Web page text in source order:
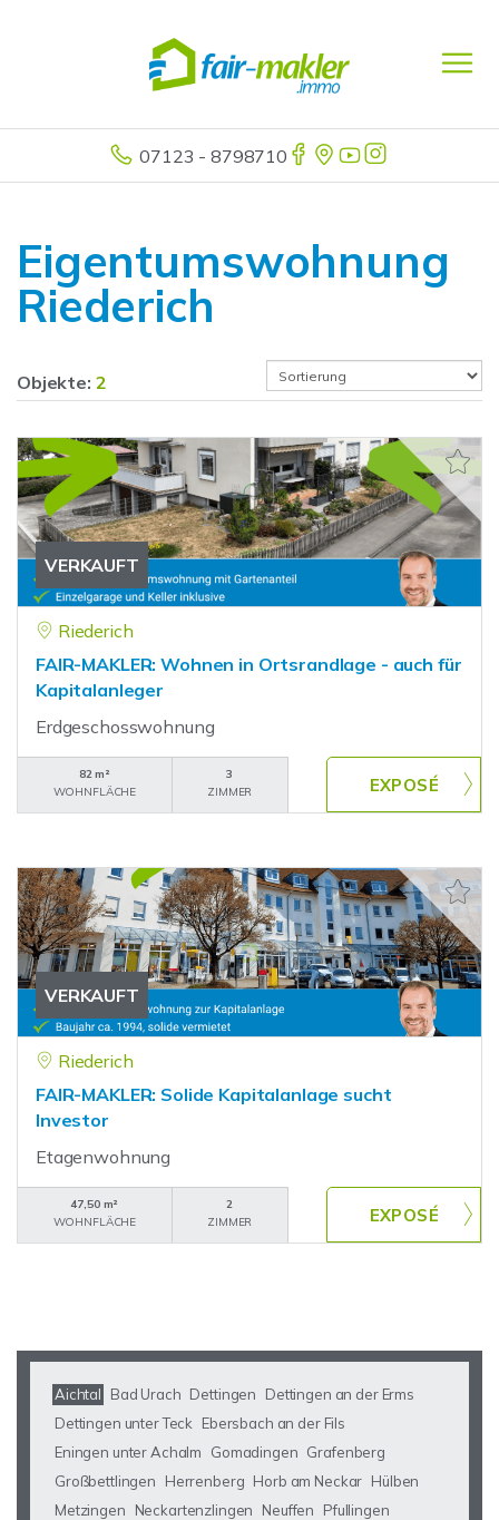
07123 - 8798710
Eigentumswohnung
Riederich
Objekte: 2
VERKAUFT
Riederich
FAIR-MAKLER: Wohnen in Ortsrandlage - auch für
Kapitalanleger
Erdgeschosswohnung
82 m²
WOHNFLÄCHE
3
ZIMMER
VERKAUFT
Riederich
FAIR-MAKLER: Solide Kapitalanlage sucht
Investor
Etagenwohnung
47,50 m²
WOHNFLÄCHE
2
ZIMMER
Aichtal Bad Urach Dettingen
Dettingen an der Erms
Dettingen unter Teck
Ebersbach an der Fils
Eningen unter Achalm
Gomadingen Grafenberg
Großbettlingen
Herrenberg Horb am Neckar Hülben
Metzingen
Neckartenzlingen Neuffen
Pfullingen